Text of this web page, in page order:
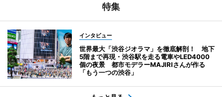
特集
インタビュー
世界最大「渋谷ジオラマ」を徹底解剖！ 地下
5階まで再現・渋谷駅を走る電車やLED4000
個の夜景 都市モデラーMAJIRIさんが作る
「もう一つの渋谷」